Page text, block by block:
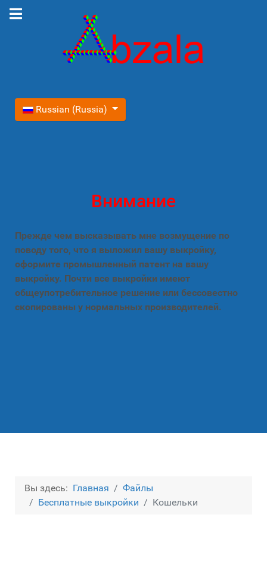
Выберите язык
Russian (Russia)
Внимание
Прежде чем высказывать мне возмущение по
поводу того, что я выложил вашу выкройку,
оформите промышленный патент на вашу
выкройку. Почти все выкройки имеют
общеупотребительное решение или бессовестно
скопированы у нормальных производителей.
Вы здесь: Главная
Файлы
Бесплатные выкройки
Кошельки